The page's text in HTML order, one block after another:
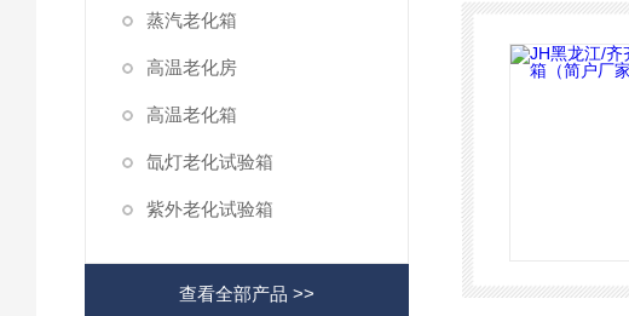
蒸汽老化箱
高温老化房
高温老化箱
氙灯老化试验箱
紫外老化试验箱
查看全部产品 >>